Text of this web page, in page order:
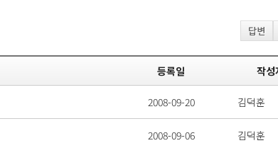
답변
등록일 작성
2008-09-20 김덕훈
2008-09-06 김덕훈